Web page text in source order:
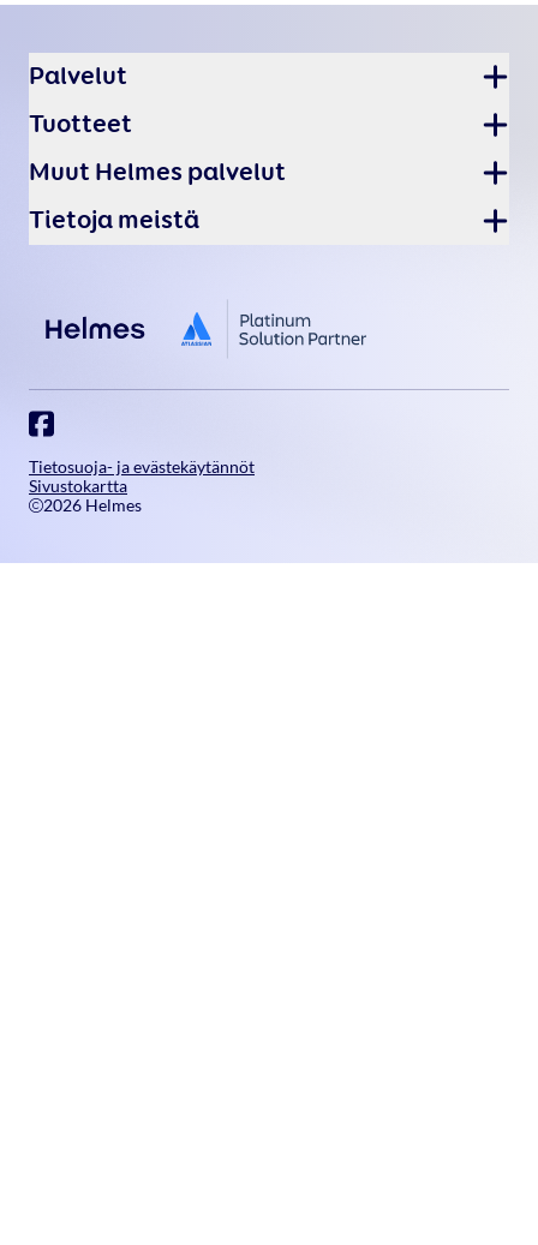
Palvelut
Tuotteet
Muut Helmes palvelut
Tietoja meistä
Tietosuoja- ja evästekäytännöt
Sivustokartta
2026 Helmes